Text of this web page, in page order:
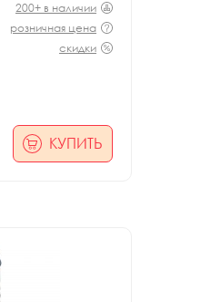
200+ в наличии
розничная цена
скидки
КУПИТЬ